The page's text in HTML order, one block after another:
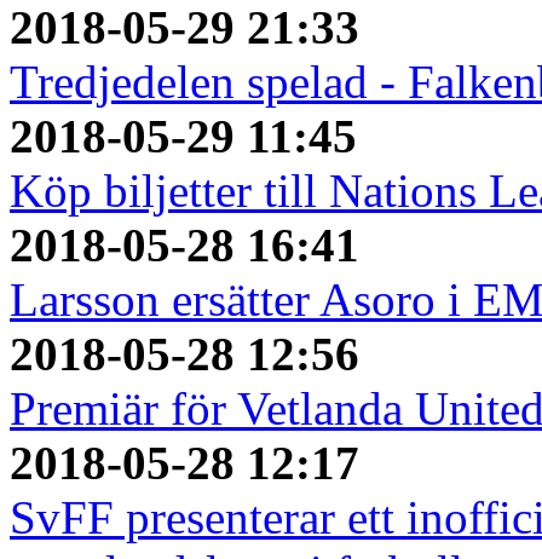
2018-05-29 21:33
Tredjedelen spelad -
2018-05-29 11:45
Köp biljetter till Nations
2018-05-28 16:41
Larsson ersätter Asoro i
2018-05-28 12:56
Premiär för Vetlanda
2018-05-28 12:17
SvFF presenterar ett